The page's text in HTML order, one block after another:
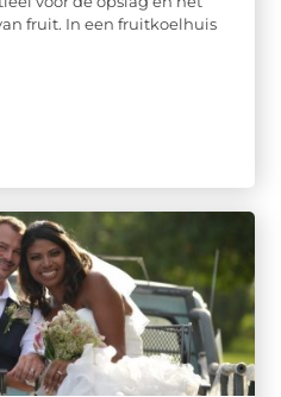
fruit. In een fruitkoelhuis